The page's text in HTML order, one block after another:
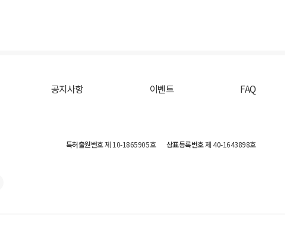
공지사항 이벤트 FAQ
특허출원번호제 10-1865905호 상표등록번호제 40-1643898호